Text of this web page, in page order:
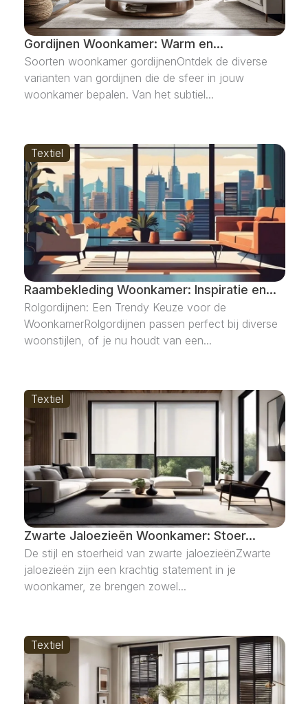
Gordijnen Woonkamer: Warm en...
Soorten woonkamer gordijnenOntdek de diverse
varianten van gordijnen die de sfeer in jouw
woonkamer bepalen. Van het subtiel...
Textiel
Raambekleding Woonkamer: Inspiratie en...
Rolgordijnen: Een Trendy Keuze voor de
WoonkamerRolgordijnen passen perfect bij diverse
woonstijlen, of je nu houdt van een...
Textiel
Zwarte Jaloezieën Woonkamer: Stoer...
De stijl en stoerheid van zwarte jaloezieënZwarte
jaloezieën zijn een krachtig statement in je
woonkamer, ze brengen zowel...
Textiel